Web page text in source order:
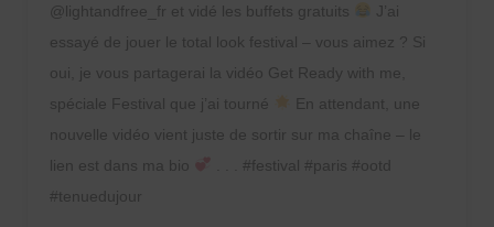
@lightandfree_fr et vidé les buffets gratuits
J’ai
essayé de jouer le total look festival – vous aimez ? Si
oui, je vous partagerai la vidéo Get Ready with me,
spéciale Festival que j’ai tourné
En attendant, une
nouvelle vidéo vient juste de sortir sur ma chaîne – le
lien est dans ma bio
. . . #festival #paris #ootd
#tenuedujour